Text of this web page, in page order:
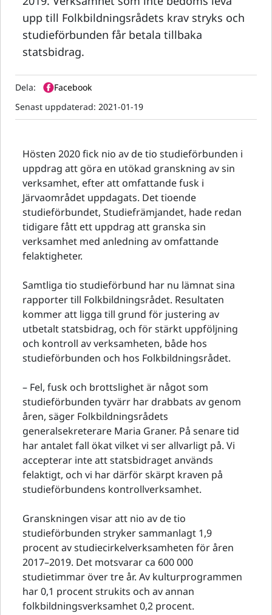
upp till Folkbildningsrådets krav stryks och
studieförbunden får betala tillbaka
statsbidrag.
Dela:
Facebook
Senast uppdaterad: 2021-01-19
Hösten 2020 fick nio av de tio studieförbunden i
uppdrag att göra en utökad granskning av sin
verksamhet, efter att omfattande fusk i
Järvaområdet uppdagats. Det tioende
studieförbundet, Studiefrämjandet, hade redan
tidigare fått ett uppdrag att granska sin
verksamhet med anledning av omfattande
felaktigheter.
Samtliga tio studieförbund har nu lämnat sina
rapporter till Folkbildningsrådet. Resultaten
kommer att ligga till grund för justering av
utbetalt statsbidrag, och för stärkt uppföljning
och kontroll av verksamheten, både hos
studieförbunden och hos Folkbildningsrådet.
– Fel, fusk och brottslighet är något som
studieförbunden tyvärr har drabbats av genom
åren, säger Folkbildningsrådets
generalsekreterare Maria Graner. På senare tid
har antalet fall ökat vilket vi ser allvarligt på. Vi
accepterar inte att statsbidraget används
felaktigt, och vi har därför skärpt kraven på
studieförbundens kontrollverksamhet.
Granskningen visar att nio av de tio
studieförbunden stryker sammanlagt 1,9
procent av studiecirkelverksamheten för åren
2017–2019. Det motsvarar ca 600 000
studietimmar över tre år. Av kulturprogrammen
har 0,1 procent strukits och av annan
folkbildningsverksamhet 0,2 procent.